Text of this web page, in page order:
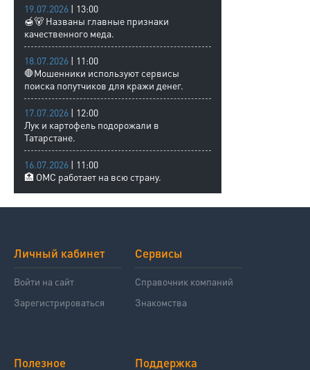
19.07.2026 | 13:00
🍯🐻 Названы главные признаки
качественного меда.
18.07.2026 | 11:00
🛑Мошенники используют сервисы
поиска попутчиков для кражи денег.
17.07.2026 | 12:00
Лук и картофель подорожали в
Татарстане.
16.07.2026 | 11:00
🏥 ОМС работает на всю страну.
Личный кабинет
Войти на сайт
Зарегистрироваться
Сервисы
Справочник компаний
Знакомства
Полезное Поддержка